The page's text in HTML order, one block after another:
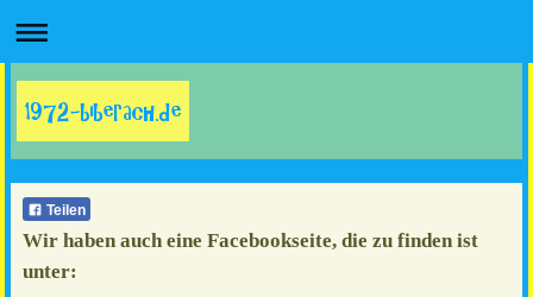
Teilen
Wir haben auch eine Facebookseite, die zu finden ist
unter: